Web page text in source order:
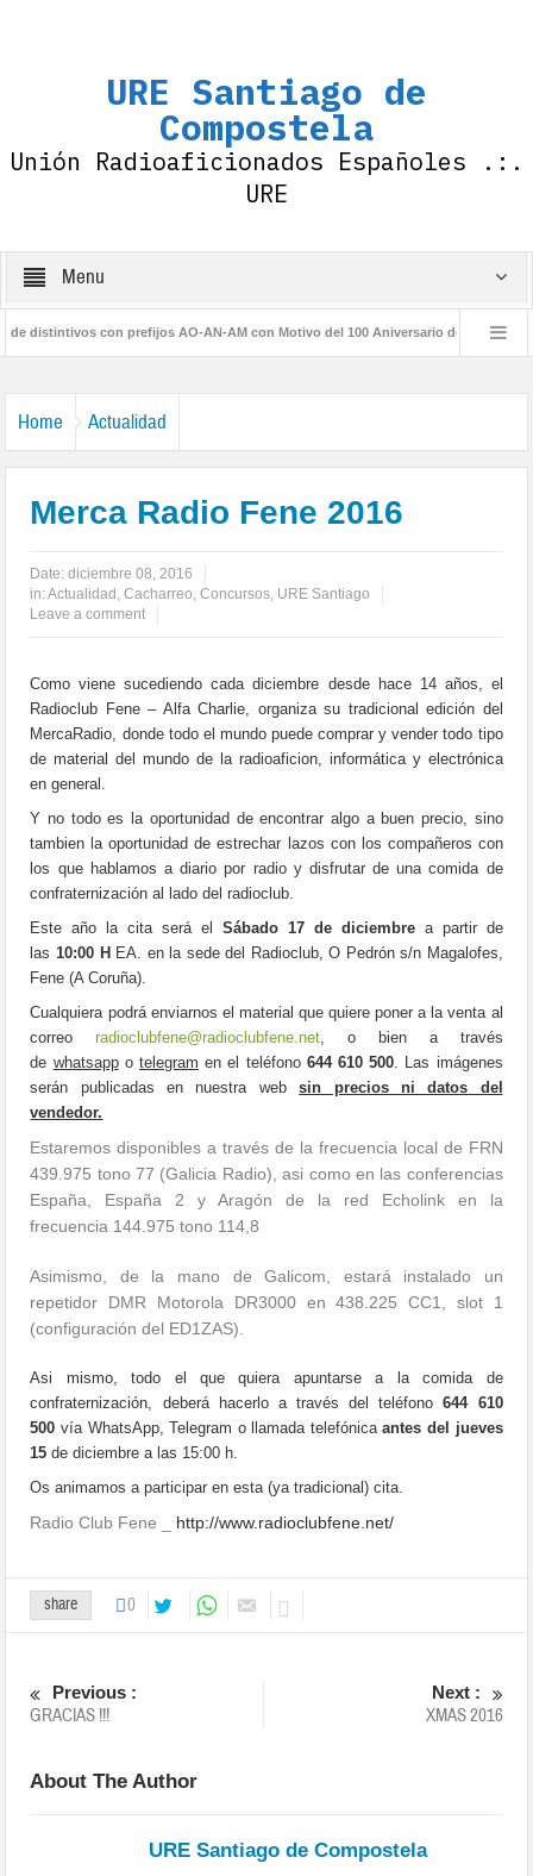
URE Santiago de
Compostela
Unión Radioaficionados Españoles .:.
URE
Menu
con prefijos AO-AN-AM con Motivo del 100 Aniversario de la IARU
Home Actualidad
Merca Radio Fene 2016
Date:diciembre 08, 2016
in:Actualidad ,Cacharreo,Concursos, URE Santiago
Leave a comment
Como viene sucediendo cada diciembre desde hace 14 años, el
Radioclub Fene – Alfa Charlie, organiza su tradicional edición del
MercaRadio, donde todo el mundo puede comprar y vender todo tipo
de material del mundo de la radioaficion, informática y electrónica
en general.
Y no todo es la oportunidad de encontrar algo a buen precio, sino
tambien la oportunidad de estrechar lazos con los compañeros con
los que hablamos a diario por radio y disfrutar de una comida de
confraternización al lado del radioclub.
Este año la cita será el Sábado 17 de diciembrea partir de
las 10:00 H EA. en la sede del Radioclub, O Pedrón s/n Magalofes,
Fene (A Coruña).
Cualquiera podrá enviarnos el material que quiere poner a la venta al
correoradioclubfene@radioclubfene.net, o bien a través
de whatsappotelegram en el teléfono 644 610 500. Las imágenes
serán publicadas en nuestra websin precios ni datos del
vendedor.
Estaremos disponibles a través de la frecuencia local de FRN
439.975 tono 77 (Galicia Radio), asi como en las conferencias
España, España 2 y Aragón de la red Echolink en la
frecuencia 144.975 tono 114,8
Asimismo, de la mano de Galicom, estará instalado un
repetidor DMR Motorola DR3000 en 438.225 CC1, slot 1
(configuración del ED1ZAS).
Asi mismo, todo el que quiera apuntarse a la comida de
confraternización, deberá hacerlo a través del teléfono644 610
500 vía WhatsApp, Telegram o llamada telefónicaantes del jueves
15 de diciembre a las 15:00 h.
Os animamos a participar en esta (ya tradicional) cita.
Radio Club Fene _ http://www.radioclubfene.net/
share 0
Previous :
GRACIAS !!!
Next :
XMAS 2016
About The Author
URE Santiago de Compostela